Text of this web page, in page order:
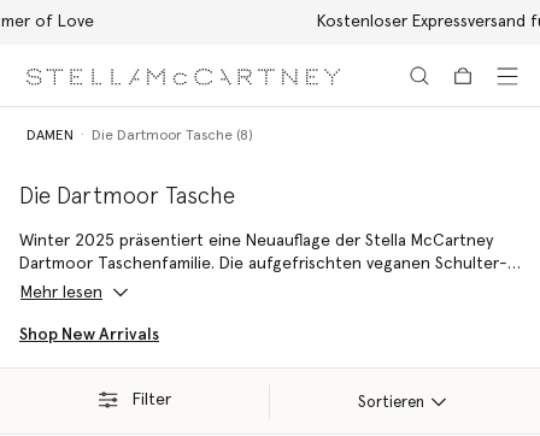
Kostenloser Expressversand für alle Bestellungen
DAMEN Die Dartmoor Tasche (8)
Die Dartmoor Tasche
Winter 2025 präsentiert eine Neuauflage der Stella McCartney
Dartmoor Taschenfamilie. Die aufgefrischten veganen Schulter-
und Umhängetaschenmodelle, die erstmals als Teil der
verspielt die Nostalgie aus den Nullerjahren mit einem
Mehr lesen
Shop New Arrivals
Filter Sortieren